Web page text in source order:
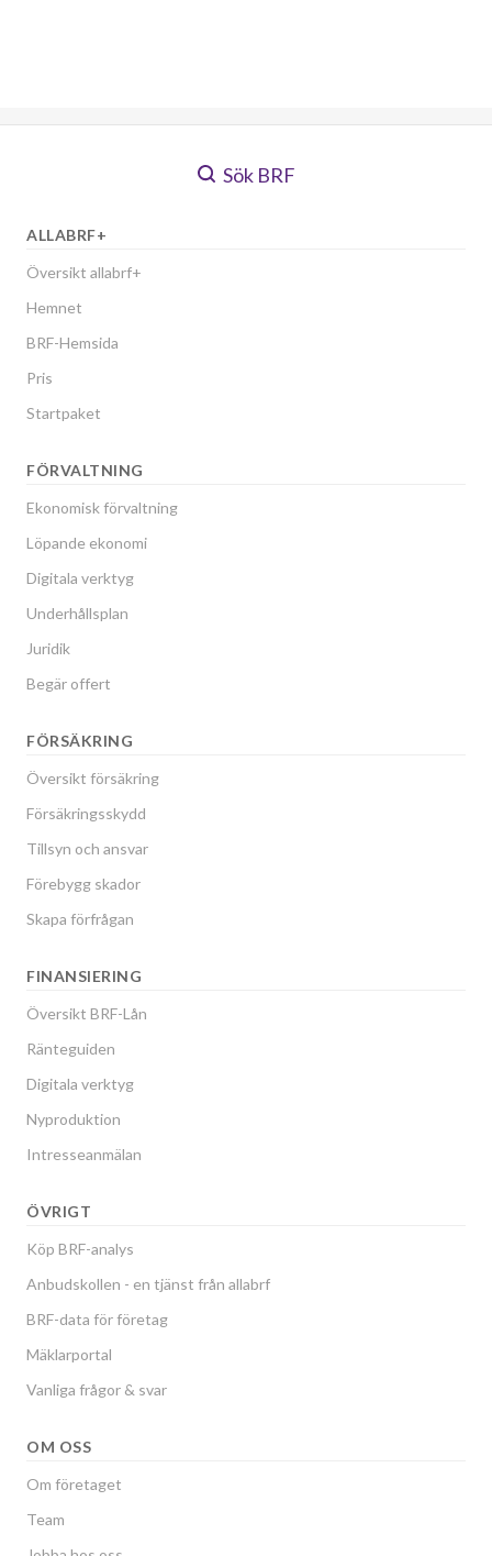
Sök BRF
ALLABRF+
Översikt allabrf+
Hemnet
BRF-Hemsida
Pris
Startpaket
FÖRVALTNING
Ekonomisk förvaltning
Löpande ekonomi
Digitala verktyg
Underhållsplan
Juridik
Begär offert
FÖRSÄKRING
Översikt försäkring
Försäkringsskydd
Tillsyn och ansvar
Förebygg skador
Skapa förfrågan
FINANSIERING
Översikt BRF-Lån
Ränteguiden
Digitala verktyg
Nyproduktion
Intresseanmälan
ÖVRIGT
Köp BRF-analys
Anbudskollen - en tjänst från allabrf
BRF-data för företag
Mäklarportal
Vanliga frågor & svar
OM OSS
Om företaget
Team